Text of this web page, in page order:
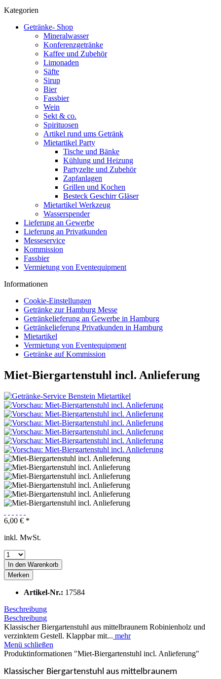
Kategorien
Getränke- Shop
Mineralwasser
Konferenzgetränke
Kaffee und Zubehör
Limonaden
Säfte
Sirup
Bier
Fassbier
Wein
Sekt & co.
Spirituosen
Artikel rund ums Getränk
Mietartikel Party
Tische und Bänke
Kühlung und Heizung
Partyzelte und Zubehör
Zapfanlagen
Grillen und Kochen
Besteck Geschirr Gläser
Mietartikel Werkzeug
Wasserspender
Lieferung an Gewerbe
Lieferung an Privatkunden
Messeservice
Kommission
Fassbier
Vermietung von Eventequipment
Informationen
Cookie-Einstellungen
Getränke zur Hamburg Messe
Getränkelieferung an Gewerbe in Hamburg
Getränkelieferung Privatkunden in Hamburg
Mietartikel
Vermietung von Eventequipment
Getränke auf Kommission
Miet-Biergartenstuhl incl. Anlieferung
6,00 € *
inkl. MwSt.
In den Warenkorb
Merken
Artikel-Nr.: 17584
Beschreibung
Beschreibung
Klassischer Biergartenstuhl aus mittelbraunem Robinienholz und
verzinktem Gestell. Klappbar mit... mehr
Menü schließen
Produktinformationen "Miet-Biergartenstuhl incl. Anlieferung"
Klassischer Biergartenstuhl aus mittelbraunem